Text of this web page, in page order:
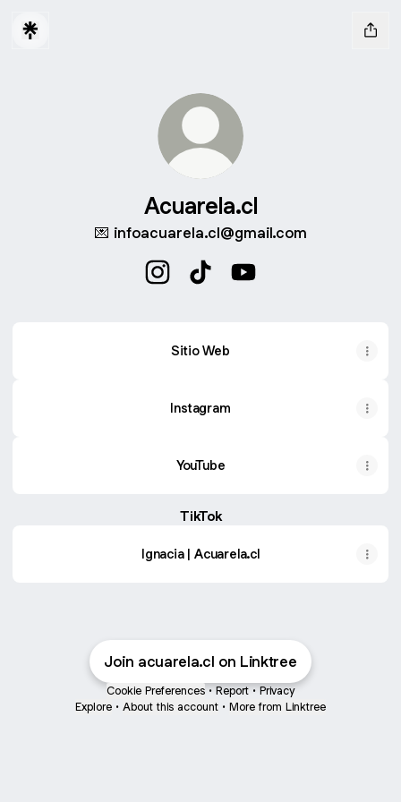
Acuarela.cl
💌 infoacuarela.cl@gmail.com
Sitio Web
Instagram
YouTube
TikTok
Ignacia | Acuarela.cl
Join acuarela.cl on Linktree
Cookie Preferences • Report • Privacy
Explore • About this account • More from Linktree